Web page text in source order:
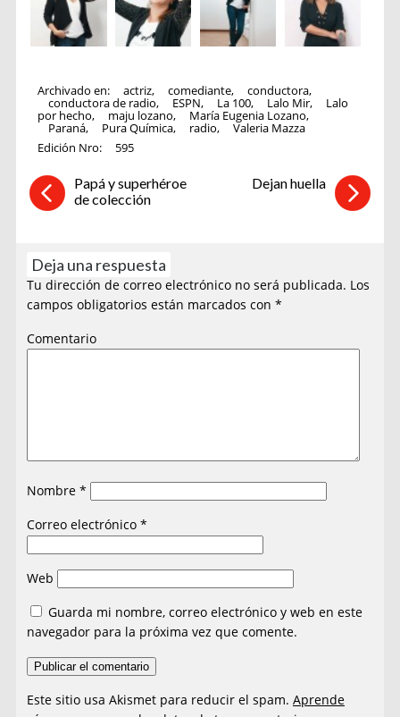
Archivado en: actriz, comediante, conductora,
conductora de radio, ESPN, La 100, Lalo Mir, Lalo
por hecho, maju lozano, María Eugenia Lozano,
Paraná, Pura Química, radio,
Valeria Mazza
Edición Nro:
595
Papá y superhéroe
de colección
Dejan huella
Deja una respuesta
Tu dirección de correo electrónico no será publicada. Los
campos obligatorios están marcados con*
Comentario
Nombre*
Correo electrónico*
Web
Guarda mi nombre, correo electrónico y web en este
navegador para la próxima vez que comente.
Este sitio usa Akismet para reducir el spam.Aprende